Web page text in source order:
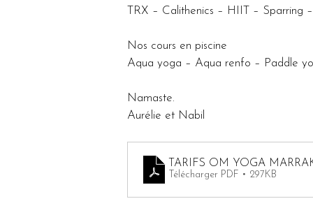
TRX – Calithenics – HIIT – Sparring
Nos cours en piscine
Aqua yoga – Aqua renfo – Paddle
Namaste.
Aurélie et Nabil
TARIFS OM YOGA
Télécharger PDF • 297KB